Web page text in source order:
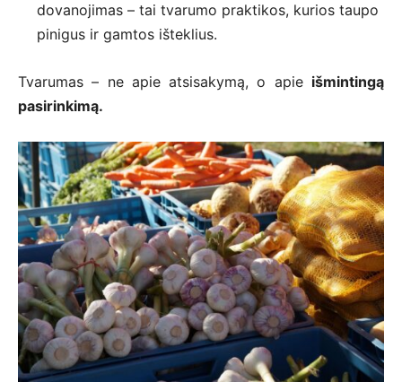
dovanojimas – tai tvarumo praktikos, kurios taupo
pinigus ir gamtos išteklius.
Tvarumas – ne apie atsisakymą, o apie išmintingą
pasirinkimą.